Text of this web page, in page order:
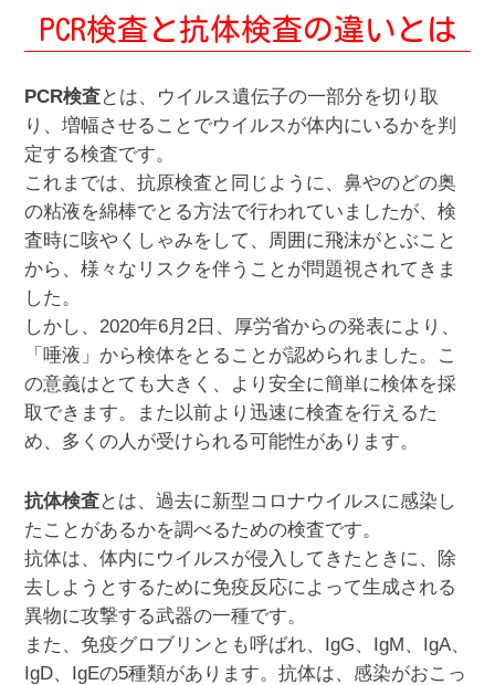
PCR検査と抗体検査の違いとは
PCR検査とは、ウイルス遺伝子の一部分を切り取
り、増幅させることでウイルスが体内にいるかを判
定する検査です。
これまでは、抗原検査と同じように、鼻やのどの奥
の粘液を綿棒でとる方法で行われていましたが、検
査時に咳やくしゃみをして、周囲に飛沫がとぶこと
から、様々なリスクを伴うことが問題視されてきま
した。
しかし、2020年6月2日、厚労省からの発表により、
「唾液」から検体をとることが認められました。こ
の意義はとても大きく、より安全に簡単に検体を採
取できます。また以前より迅速に検査を行えるた
め、多くの人が受けられる可能性があります。
抗体検査とは、過去に新型コロナウイルスに感染し
たことがあるかを調べるための検査です。
抗体は、体内にウイルスが侵入してきたときに、除
去しようとするために免疫反応によって生成される
異物に攻撃する武器の一種です。
また、免疫グロブリンとも呼ばれ、IgG、IgM、IgA、
IgD、IgEの5種類があります。抗体は、感染がおこっ